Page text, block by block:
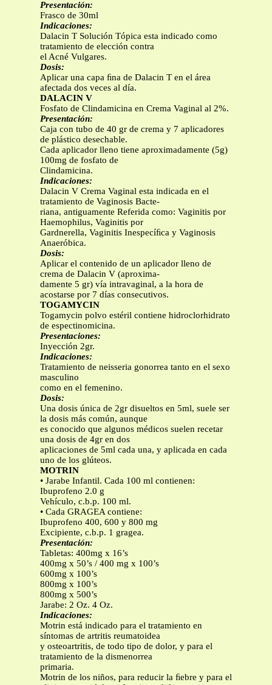
Presentación:
Frasco de 30ml
Indicaciones:
Dalacin T Solución Tópica esta indicado como
tratamiento de elección contra
el Acné Vulgares.
Dosis:
Aplicar una capa ﬁna de Dalacin T en el área
afectada dos veces al día.
DALACIN V
Fosfato de Clindamicina en Crema Vaginal al 2%.
Presentación:
Caja con tubo de 40 gr de crema y 7 aplicadores
de plástico desechable.
Cada aplicador lleno tiene aproximadamente (5g)
100mg de fosfato de
Clindamicina.
Indicaciones:
Dalacin V Crema Vaginal esta indicada en el
tratamiento de Vaginosis Bacte-
riana, antiguamente Referida como: Vaginitis por
Haemophilus, Vaginitis por
Gardnerella, Vaginitis Inespecíﬁca y Vaginosis
Anaeróbica.
Dosis:
Aplicar el contenido de un aplicador lleno de
crema de Dalacin V (aproxima-
damente 5 gr) vía intravaginal, a la hora de
acostarse por 7 días consecutivos.
TOGAMYCIN
Togamycin polvo estéril contiene hidroclorhidrato
de espectinomicina.
Presentaciones:
Inyección 2gr.
Indicaciones:
Tratamiento de neisseria gonorrea tanto en el sexo
masculino
como en el femenino.
Dosis:
Una dosis única de 2gr disueltos en 5ml, suele ser
la dosis más común, aunque
es conocido que algunos médicos suelen recetar
una dosis de 4gr en dos
aplicaciones de 5ml cada una, y aplicada en cada
uno de los glúteos.
MOTRIN
• Jarabe Infantil. Cada 100 ml contienen:
Ibuprofeno 2.0 g
Vehículo, c.b.p. 100 ml.
• Cada GRAGEA contiene:
Ibuprofeno 400, 600 y 800 mg
Excipiente, c.b.p. 1 gragea.
Presentación:
Tabletas: 400mg x 16’s
400mg x 50’s / 400 mg x 100’s
600mg x 100’s
800mg x 100’s
800mg x 500’s
Jarabe: 2 Oz. 4 Oz.
Indicaciones:
Motrin está indicado para el tratamiento en
síntomas de artritis reumatoidea
y osteoartritis, de todo tipo de dolor, y para el
tratamiento de la dismenorrea
primaria.
Motrin de los niños, para reducir la ﬁebre y para el